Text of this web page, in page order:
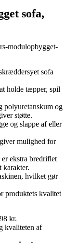
sofa,
modulopbygget-
sofa
holde tæpper, spil
polyuretanskum og
støtte.
og slappe af eller
mulighed for
ekstra bredriflet
karakter.
hvilket gør
produktets kvalitet
kr.
kvaliteten af